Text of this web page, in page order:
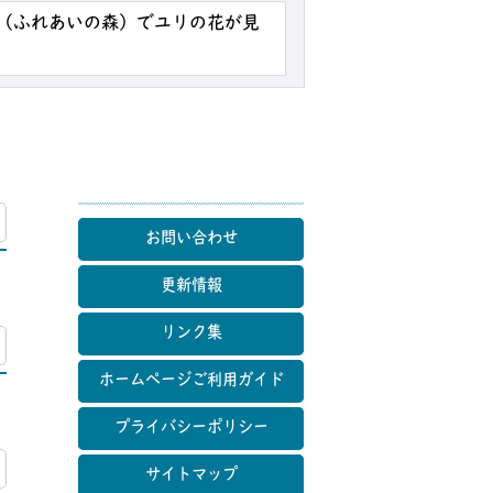
ふれあいの森）でユリの花が見
マップ
お問い合わせ
更新情報
リンク集
ホームページご利用ガイド
プライバシーポリシー
サイトマップ